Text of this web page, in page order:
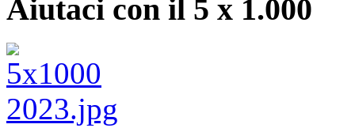
Aiutaci con il 5 x 1.000